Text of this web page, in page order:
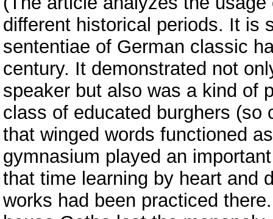
different historical periods. It is
sententiae of German classic
century. It demonstrated not
speaker but also was a kind of
class of educated burghers (so
that winged words functioned
gymnasium played an
that time learning by heart and
works had been practiced